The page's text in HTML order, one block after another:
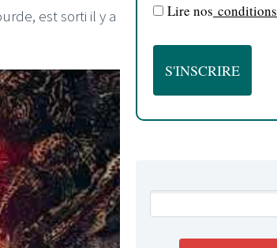
est sorti il y a
Lire nos conditions